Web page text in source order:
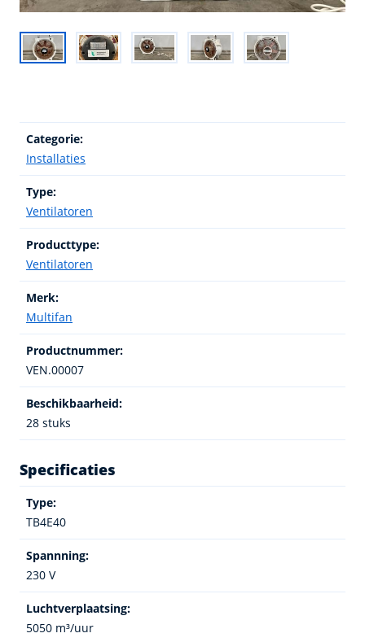
Categorie:
Installaties
Type:
Ventilatoren
Producttype:
Ventilatoren
Merk:
Multifan
Productnummer:
VEN.00007
Beschikbaarheid:
28 stuks
Specificaties
Type:
TB4E40
Spannning:
230 V
Luchtverplaatsing:
5050 m³/uur